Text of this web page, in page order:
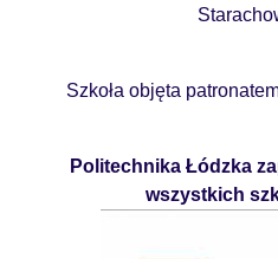
Szkoła objęta
Politechnika Łódzka
wszystkich